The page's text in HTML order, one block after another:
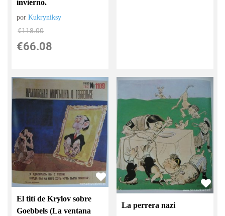
invierno.
porKukryniksy
€118.00
€66.08
El tití de Krylov sobre
Goebbels (La ventana
La perrera nazi